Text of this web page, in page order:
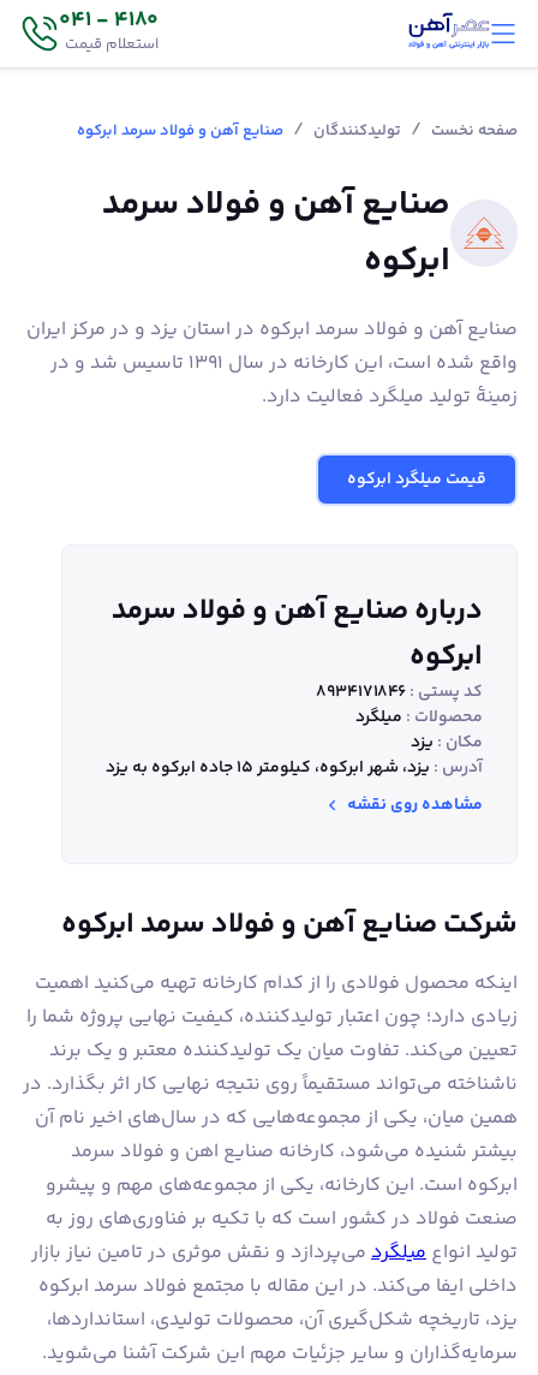
4180 - 041
استعلام قیمت
صفحه نخست / تولیدکنندگان / صنایع آهن و فولاد سرمد ابرکوه
صنایع آهن و فولاد سرمد
ابرکوه
صنایع آهن و فولاد سرمد ابرکوه در استان یزد و در مرکز ایران
واقع شده است، این کارخانه در سال 1391 تاسیس شد و در
زمینۀ تولید میلگرد فعالیت دارد.
قیمت میلگرد ابرکوه
درباره صنایع آهن و فولاد سرمد
ابرکوه
کد پستی :8934171846
محصولات : میلگرد
مکان : یزد
آدرس : یزد، شهر ابرکوه، کیلومتر 15 جاده ابرکوه به یزد
مشاهده روی نقشه
شرکت صنایع آهن و فولاد سرمد ابرکوه
اینکه محصول فولادی را از کدام کارخانه تهیه می‌کنید اهمیت
زیادی دارد؛ چون اعتبار تولیدکننده، کیفیت نهایی پروژه شما را
تعیین می‌کند. تفاوت میان یک تولیدکننده معتبر و یک برند
ناشناخته می‌تواند مستقیماً روی نتیجه نهایی کار اثر بگذارد. در
همین میان، یکی از مجموعه‌هایی که در سال‌های اخیر نام آن
بیشتر شنیده می‌شود، کارخانه صنایع اهن و فولاد سرمد
ابرکوه است. این کارخانه، یکی از مجموعه‌های مهم و پیشرو
صنعت فولاد در کشور است که با تکیه بر فناوری‌های روز به
تولید انواع میلگرد می‌پردازد و نقش موثری در تامین نیاز بازار
داخلی ایفا می‌کند. در این مقاله با مجتمع فولاد سرمد ابرکوه
یزد، تاریخچه شکل‌گیری آن، محصولات تولیدی، استانداردها،
سرمایه‌گذاران و سایر جزئیات مهم این شرکت آشنا می‌شوید.